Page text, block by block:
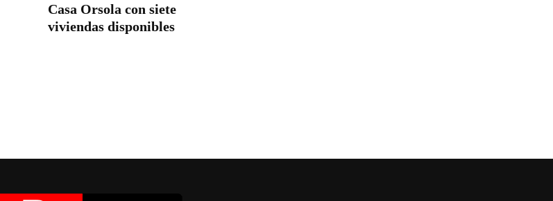
Casa Orsola con siete
viviendas disponibles